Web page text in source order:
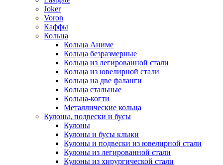
Joker
Voron
Каффы
Кольца
Кольца Аниме
Кольца безразмерные
Кольца из легированной стали
Кольца из ювелирной стали
Кольца на две фаланги
Кольца стальные
Кольца-когти
Металлические кольца
Кулоны, подвески и бусы
Кулоны
Кулоны и бусы клыки
Кулоны и подвески из ювелирной стали
Кулоны из легированной стали
Кулоны из хирургической стали